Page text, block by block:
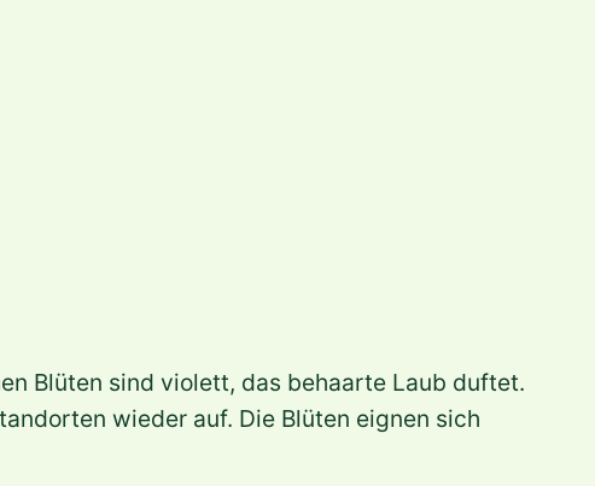
Blüten sind violett, das behaarte Laub duftet.
wieder auf. Die Blüten eignen sich